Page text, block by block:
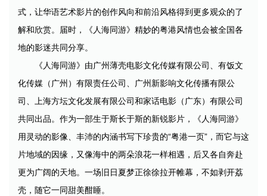
式，让华语艺术影片的创作风向和前沿风格得到更多观众的了
解和欣赏。届时，《人海同游》精妙的粤港风情也会被全国各
地的影迷共同分享。
《人海同游》由广州薄壳电影文化传媒有限公司、有饭文
化传媒（广州）有限责任公司、广州新影响文化传播有限公
司、上海方坛文化发展有限公司和家话电影（广东）有限公司
共同出品。作为一部生于斯长于斯的新锐影片，《人海同游》
用灵动的影像、丰沛的内涵书写下珍贵的“粤港一页”，而它与这
片地域的因缘，又像海中的两朵浪花一样相遇，后又各自奔赴
更为广阔的天地。一场旧日夏梦正徐徐拉开帷幕，不如剥开荔
壳，随它一同甜美酣睡。